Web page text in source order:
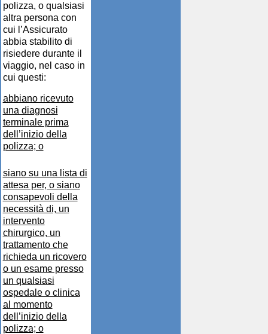
polizza, o qualsiasi
altra persona con
cui l’Assicurato
abbia stabilito di
risiedere durante il
viaggio, nel caso in
cui questi:
abbiano ricevuto
una diagnosi
terminale prima
dell’inizio della
polizza; o
siano su una lista di
attesa per, o siano
consapevoli della
necessità di, un
intervento
chirurgico, un
trattamento che
richieda un ricovero
o un esame presso
un qualsiasi
ospedale o clinica
al momento
dell’inizio della
polizza; o